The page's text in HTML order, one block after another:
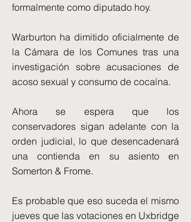
formalmente como diputado hoy.
Warburton ha dimitido oficialmente de
la Cámara de los Comunes tras una
investigación sobre acusaciones de
acoso sexual y consumo de cocaína.
Ahora se espera que los
conservadores sigan adelante con la
orden judicial, lo que desencadenará
una contienda en su asiento en
Somerton & Frome.
Es probable que eso suceda el mismo
jueves que las votaciones en Uxbridge